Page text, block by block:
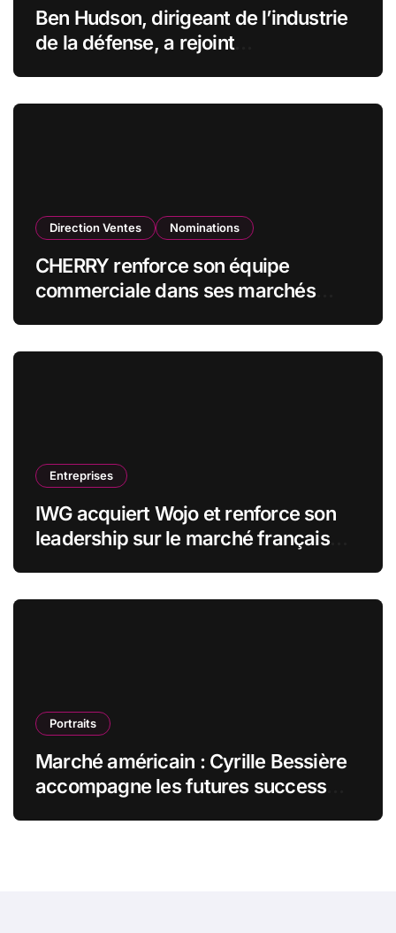
Ben Hudson, dirigeant de l’industrie
de la défense, a rejoint
Direction Ventes Nominations
CHERRY renforce son équipe
commerciale dans ses marchés
Entreprises
IWG acquiert Wojo et renforce son
leadership sur le marché français
Portraits
Marché américain : Cyrille Bessière
accompagne les futures success